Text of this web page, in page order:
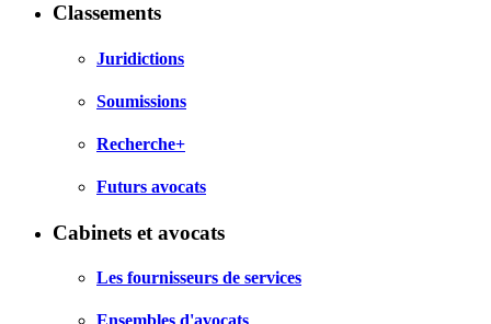
Classements
Juridictions
Soumissions
Recherche+
Futurs avocats
Cabinets et avocats
Les fournisseurs de services